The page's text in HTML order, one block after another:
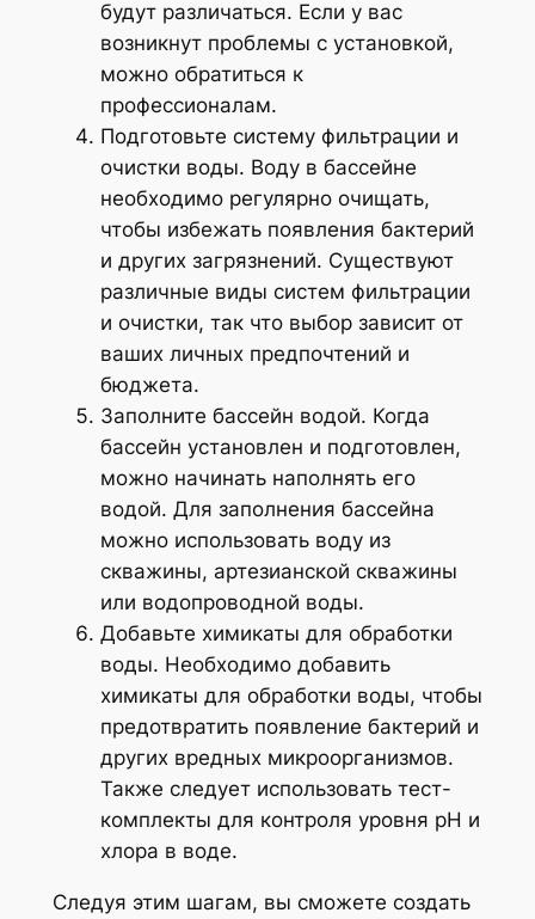
будут различаться. Если у вас
возникнут проблемы с установкой,
можно обратиться к
профессионалам.
Подготовьте систему фильтрации и
очистки воды. Воду в бассейне
необходимо регулярно очищать,
чтобы избежать появления бактерий
и других загрязнений. Существуют
различные виды систем фильтрации
и очистки, так что выбор зависит от
ваших личных предпочтений и
бюджета.
Заполните бассейн водой. Когда
бассейн установлен и подготовлен,
можно начинать наполнять его
водой. Для заполнения бассейна
можно использовать воду из
скважины, артезианской скважины
или водопроводной воды.
Добавьте химикаты для обработки
воды. Необходимо добавить
химикаты для обработки воды, чтобы
предотвратить появление бактерий и
других вредных микроорганизмов.
Также следует использовать тест-
комплекты для контроля уровня pH и
хлора в воде.
Следуя этим шагам, вы сможете создать